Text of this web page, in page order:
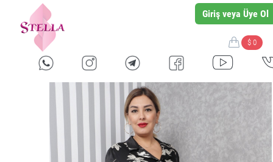
Giriş veya Üye Ol
$ 0